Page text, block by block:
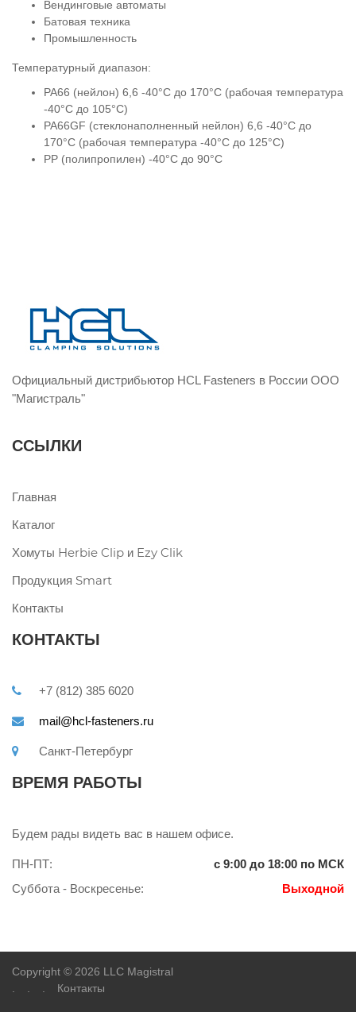
Вендинговые автоматы
Батовая техника
Промышленность
Температурный диапазон:
PA66 (нейлон) 6,6 -40°C до 170°C (рабочая температура
-40°C до 105°C)
PA66GF (стеклонаполненный нейлон) 6,6 -40°C до
170°C (рабочая температура -40°C до 125°C)
PP (полипропилен) -40°C до 90°C
Официальный дистрибьютор HCL Fasteners в России ООО
"Магистраль"
ССЫЛКИ
Главная
Каталог
Хомуты Herbie Clip и Ezy Clik
Продукция Smart
Контакты
КОНТАКТЫ
+7 (812) 385 6020
mail@hcl-fasteners.ru
Санкт-Петербург
ВРЕМЯ РАБОТЫ
Будем рады видеть вас в нашем офисе.
ПН-ПТ:
с 9:00 до 18:00 по МСК
Суббота - Воскресенье:
Выходной
Copyright © 2026 LLC Magistral
.
. . Контакты